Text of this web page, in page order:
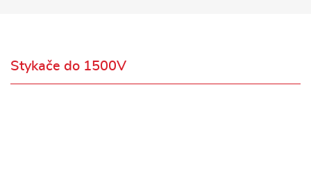
Stykače do 1500V